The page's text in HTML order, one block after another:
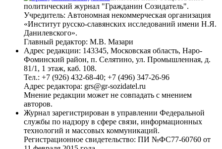
политический журнал "Гражданин Созидатель".
Учредитель: Автономная некоммерческая организация
«Институт русско-славянских исследований имени Н.Я.
Данилевского».
Главный редактор: М.В. Мазари
Адрес редакции: 143345, Московская область, Наро-
Фоминский район, п. Селятино, ул. Промышленная, д.
81/1, 1 этаж, каб. 108.
Тел.: +7 (926) 432-68-40; +7 (496) 347-26-96
Адрес редактора: grs@gr-sozidatel.ru
Мнение редакции может не совпадать с мнением
авторов.
Журнал зарегистрирован в управлении Федеральной
службы по надзору в сфере связи, информационных
технологий и массовых коммуникаций.
Регистрационное свидетельство: ПИ №ФС77-60760 от